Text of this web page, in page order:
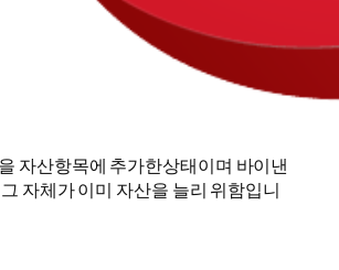
자산항목에 추가한상태이며 바이낸
자체가 이미 자산을 늘리 위함입니